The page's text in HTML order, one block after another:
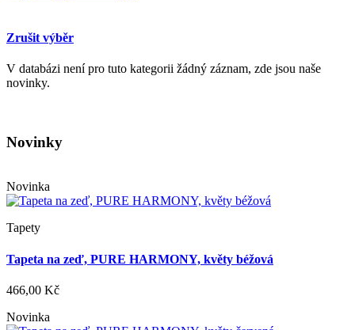
Zrušit výběr
V databázi není pro tuto kategorii žádný záznam, zde jsou naše
novinky.
Novinky
Novinka
Tapety
Tapeta na zeď, PURE HARMONY, květy béžová
466,00 Kč
Novinka